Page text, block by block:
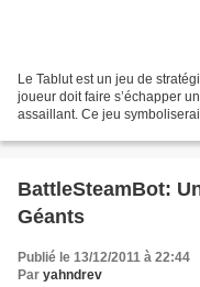
Le Tablut est un jeu de
joueur doit faire s’échapper
assaillant. Ce jeu
BattleSteamBot:
Géants
Publié le 13/12/2011 à 22:44
Par yahndrev